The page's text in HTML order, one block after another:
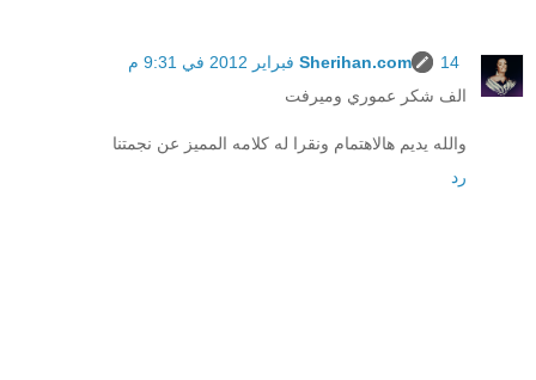
Sherihan.com
14 فبراير 2012 في 9:31 م
الف شكر عموري وميرفت
والله يديم هالاهتمام ونقرا له كلامه المميز عن نجمتنا
رد